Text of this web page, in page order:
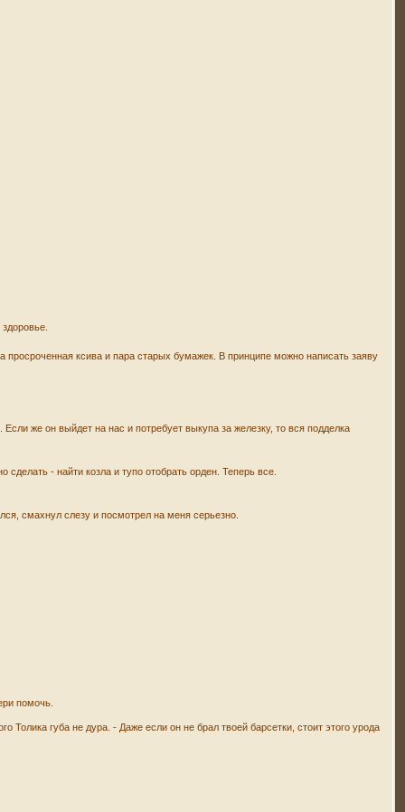
ксива и пара старых бумажек. В принципе можно написать заяву
же он выйдет на нас и потребует выкупа за железку, то вся подделка
- найти козла и тупо отобрать орден. Теперь все.
смахнул слезу и посмотрел на меня серьезно.
помочь.
губа не дура. - Даже если он не брал твоей барсетки, стоит этого урода